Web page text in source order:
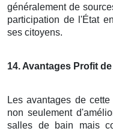
généralement de
participation de l'État
ses citoyens.
14. Avantages Profit
Les avantages de
non seulement
salles de bain mais